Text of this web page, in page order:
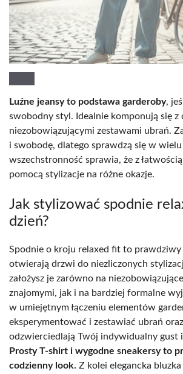
Luźne jeansy to podstawa garderoby,
swobodny styl. Idealnie komponują się z
niezobowiązującymi zestawami ubrań.
i swobodę, dlatego sprawdzą się w
wszechstronność sprawia, że z
pomocą stylizacje na różne okazje.
Jak stylizować spodnie
dzień?
Spodnie o kroju relaxed fit to prawdziwy
otwierają drzwi do niezliczonych
założysz je zarówno na
znajomymi, jak i na bardziej formalne
w umiejętnym łączeniu elementów
eksperymentować i zestawiać ubrań
odzwierciedlają Twój indywidualny gust
Prosty T-shirt i wygodne sneakersy to
codzienny look. Z kolei elegancka